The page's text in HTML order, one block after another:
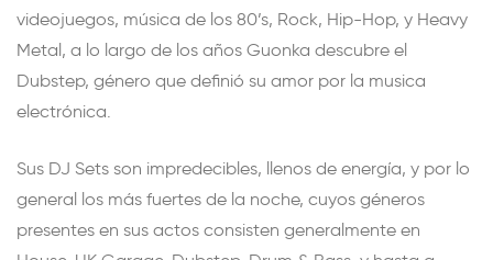
videojuegos, música de los 80’s, Rock, Hip-Hop, y Heavy
Metal, a lo largo de los años Guonka descubre el
Dubstep, género que definió su amor por la musica
electrónica.
Sus DJ Sets son impredecibles, llenos de energía, y por lo
general los más fuertes de la noche, cuyos géneros
presentes en sus actos consisten generalmente en